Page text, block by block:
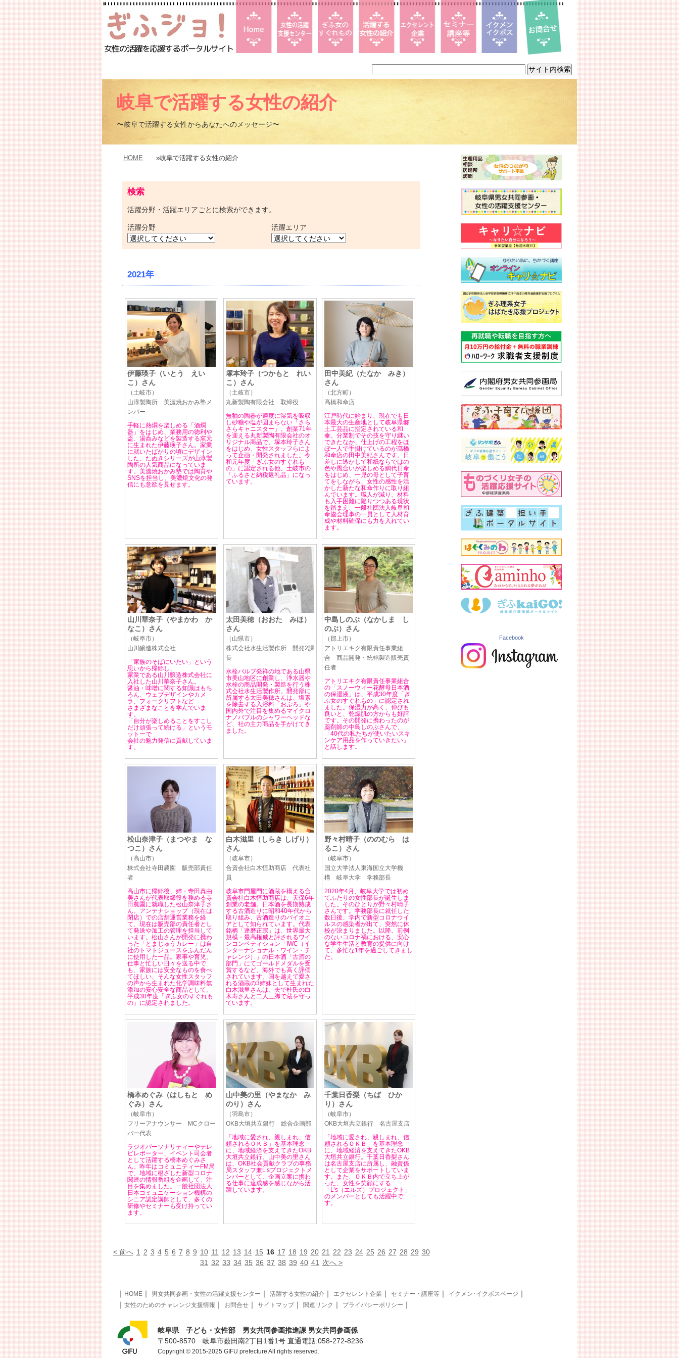
岐阜で活躍する女性の紹介
〜岐阜で活躍する女性からあなたへのメッセージ〜
HOME »岐阜で活躍する女性の紹介
検索
活躍分野・活躍エリアごとに検索ができます。
活躍分野 活躍エリア
2021年
伊藤瑛子（いとう えい
こ）さん
（土岐市）
山淳製陶所 美濃焼おかみ塾メ
ンバー
手軽に熱燗を楽しめる「酒燗
器」をはじめ、業務用の徳利や
盃、湯呑みなどを製造する窯元
に生まれた伊藤瑛子さん。家業
に就いたばかりの頃にデザイン
した、たぬきシリーズが山淳製
陶所の人気商品になっていま
す。美濃焼おかみ塾では陶育や
SNSを担当し、美濃焼文化の発
信にも意欲を見せます。
塚本玲子（つかもと れい
こ）さん
（土岐市）
丸新製陶有限会社 取締役
無釉の陶器が適度に湿気を吸収
し砂糖や塩が固まらない「さら
さらキャニスター」。創業71年
を迎える丸新製陶有限会社のオ
リジナル商品で、塚本玲子さん
をはじめ、女性スタッフらによ
って企画・開発されました。令
和元年度「ぎふ女のすぐれも
の」に認定される他、土岐市の
「ふるさと納税返礼品」になっ
ています。
田中美紀（たなか みき）
さん
（北方町）
髙橋和傘店
江戸時代に始まり、現在でも日
本最大の生産地として岐阜県郷
土工芸品に指定されている和
傘。分業制でその技を守り継い
できたなか、仕上げの工程をほ
ぼ一人で手掛けているのが髙橋
和傘店の田中美紀さんです。日
差しに透かして和紙ならではの
色や風合いが楽しめる網代日傘
をはじめ、一児の母として子育
てをしながら、女性の感性を活
かした新たな和傘作りに取り組
んでいます。職人が減り、材料
も入手困難に陥りつつある現状
を踏まえ、一般社団法人岐阜和
傘協会理事の一員として人材育
成や材料確保にも力を入れてい
ます。
山川華奈子（やまかわ か
なこ）さん
（岐阜市）
山川醸造株式会社
「家族のそばにいたい」という
思いから帰郷し、
家業である山川醸造株式会社に
入社した山川華奈子さん。
醤油・味噌に関する知識はもち
ろん、ウェブデザインやカメ
ラ、フォークリフトなど
さまざまなことを学んでいま
す。
「自分が楽しめることをすこし
だけ頑張って続ける」というモ
ットーで
会社の魅力発信に貢献していま
す。
太田美穂（おおた みほ）
さん
（山県市）
株式会社水生活製作所 開発2課
長
水栓バルブ発祥の地である山県
市美山地区に創業し、浄水器や
水栓の商品開発・製造を行う株
式会社水生活製作所。開発部に
所属する太田美穂さんは、塩素
を除去する入浴料「おぷろ」や
国内外で注目を集めるマイクロ
ナノバブルのシャワーヘッドな
ど、社の主力商品を手がけてき
ました。
中島しのぶ（なかしま し
のぶ）さん
（郡上市）
アトリエキク有限責任事業組
合 商品開発・統轄製造販売責
任者
アトリエキク有限責任事業組合
の「スノーウィー花酵母日本酒
の保湿液」は、平成30年度「ぎ
ふ女のすぐれもの」に認定され
ました。保湿力が高く、伸びも
良いと、乾燥肌の方からも好評
です。その開発に携わったのが
薬剤師の中島しのぶさんで、
「40代の私たちが使いたいスキ
ンケア用品を作っていきたい」
と話します。
松山奈津子（まつやま な
つこ）さん
（高山市）
株式会社寺田農園 販売部責任
者
高山市に帰郷後、姉・寺田真由
美さんが代表取締役を務める寺
田農園に就職した松山奈津子さ
ん。アンテナショップ（現在は
閉店）での店舗運営業務を経
て、現在は販売部の責任者とし
て発送や加工の管理を担当して
います。松山さんが開発に携わ
った「とまじゅうカレー」は自
社のトマトジュースをふんだん
に使用した一品。家事や育児、
仕事と忙しい日々を送る中で
も、家族には安全なものを食べ
てほしい、そんな女性スタッフ
の声から生まれた化学調味料無
添加の安心安全な商品として、
平成30年度「ぎふ女のすぐれも
の」に認定されました。
白木滋里（しらき しげり）
さん
（岐阜市）
合資会社白木恒助商店 代表社
員
岐阜市門屋門に酒蔵を構える合
資会社白木恒助商店は、天保6年
創業の老舗。日本酒を長期熟成
する古酒造りに昭和40年代から
取り組み、古酒造りのパイオニ
アとして知られています。代表
銘柄「達磨正宗」は、世界最大
規模・最高権威と評されるワイ
ンコンペティション「IWC（イ
ンターナショナル・ワイン・チ
ャレンジ）」の日本酒「古酒の
部門」にてゴールドメダルを受
賞するなど、海外でも高く評価
されています。国を越えて愛さ
れる酒蔵の3姉妹として生まれた
白木滋里さんは、夫で杜氏の白
木寿さんと二人三脚で蔵を守っ
ています。
野々村晴子（ののむら は
るこ）さん
（岐阜市）
国立大学法人東海国立大学機
構 岐阜大学 学務部長
2020年4月、岐阜大学では初め
てふたりの女性部長が誕生しま
した。そのひとりが野々村晴子
さんです。学務部長に就任した
数日後、学内で新型コロナウイ
ルスの感染者が出て、突然に休
校が決まりました。以降、前例
のないコロナ禍における、安心
な学生生活と教育の提供に向け
て、多忙な1年を過ごしてきまし
た。
橋本めぐみ（はしもと め
ぐみ）さん
（岐阜市）
フリーアナウンサー MCクロー
バー代表
ラジオパーソナリティーやテレ
ビレポーター、イベント司会者
として活躍する橋本めぐみさ
ん。昨年はコミュニティーFM局
で、地域に根ざした新型コロナ
関連の情報番組を企画して、注
目を集めました。一般社団法人
日本コミュニケーション機構の
シニア認定講師として、多くの
研修やセミナーも受け持ってい
ます。
山中美の里（やまなか み
のり）さん
（羽島市）
OKB大垣共立銀行 総合企画部
「地域に愛され、親しまれ、信
頼されるＯＫＢ」を基本理念
に、地域経済を支えてきたOKB
大垣共立銀行。山中美の里さん
は、OKB社会貢献クラブの事務
局スタッフ兼L’sプロジェクトメ
ンバーとして、企画立案に携わ
る仕事に達成感を感じながら活
躍しています。
千葉日香梨（ちば ひか
り）さん
（岐阜市）
OKB大垣共立銀行 名古屋支店
「地域に愛され、親しまれ、信
頼されるＯＫＢ」を基本理念
に、地域経済を支えてきたOKB
大垣共立銀行。千葉日香梨さん
は名古屋支店に所属し、融資係
として企業をサポートしていま
す。また、ＯＫＢ内で立ち上が
った、女性を笑顔にする
「L’s（エルズ）プロジェクト」
のメンバーとしても活躍中で
す。
< 前へ 1 2 3 4 5 6 7 8 9 10 11 12 13 14 15 16 17 18 19 20 21 22 23 24 25 26 27 28 29 30
31 32 33 34 35 36 37 38 39 40 41 次へ >
Facebook
｜ HOME ｜ 男女共同参画・女性の活躍支援センター ｜ 活躍する女性の紹介 ｜ エクセレント企業 ｜ セミナー・講座等 ｜ イクメン･イクボスページ ｜
｜ 女性のためのチャレンジ支援情報 ｜ お問合せ ｜ サイトマップ｜ 関連リンク ｜ プライバシーポリシー ｜
岐阜県 子ども・女性部 男女共同参画推進課 男女共同参画係
〒500-8570 岐阜市薮田南2丁目1番1号 直通電話:058-272-8236
Copyright © 2015-2025 GIFU prefecture All rights reserved.